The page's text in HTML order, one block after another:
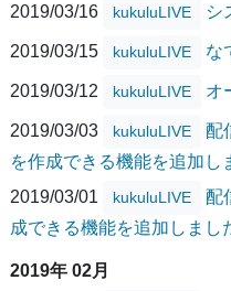
2019/03/16
kukuluLIVE シ
2019/03/15 kukuluLIVE な
2019/03/12 kukuluLIVE オ
2019/03/03 kukuluLIVE
配
を作成できる機能を追加し
2019/03/01
kukuluLIVE
配
成できる機能を追加しまし
2019年 02月